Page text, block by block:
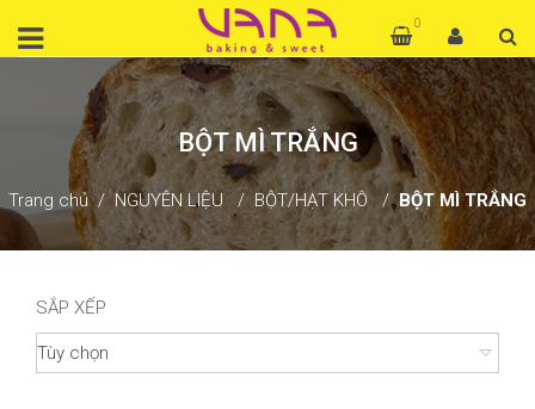
0
BỘT MÌ TRẮNG
Trang chủ NGUYÊN LIỆU BỘT/HẠT KHÔ BỘT MÌ TRẮNG
SẮP XẾP